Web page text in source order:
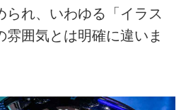
られ、いわゆる「イラス
雰囲気とは明確に違いま